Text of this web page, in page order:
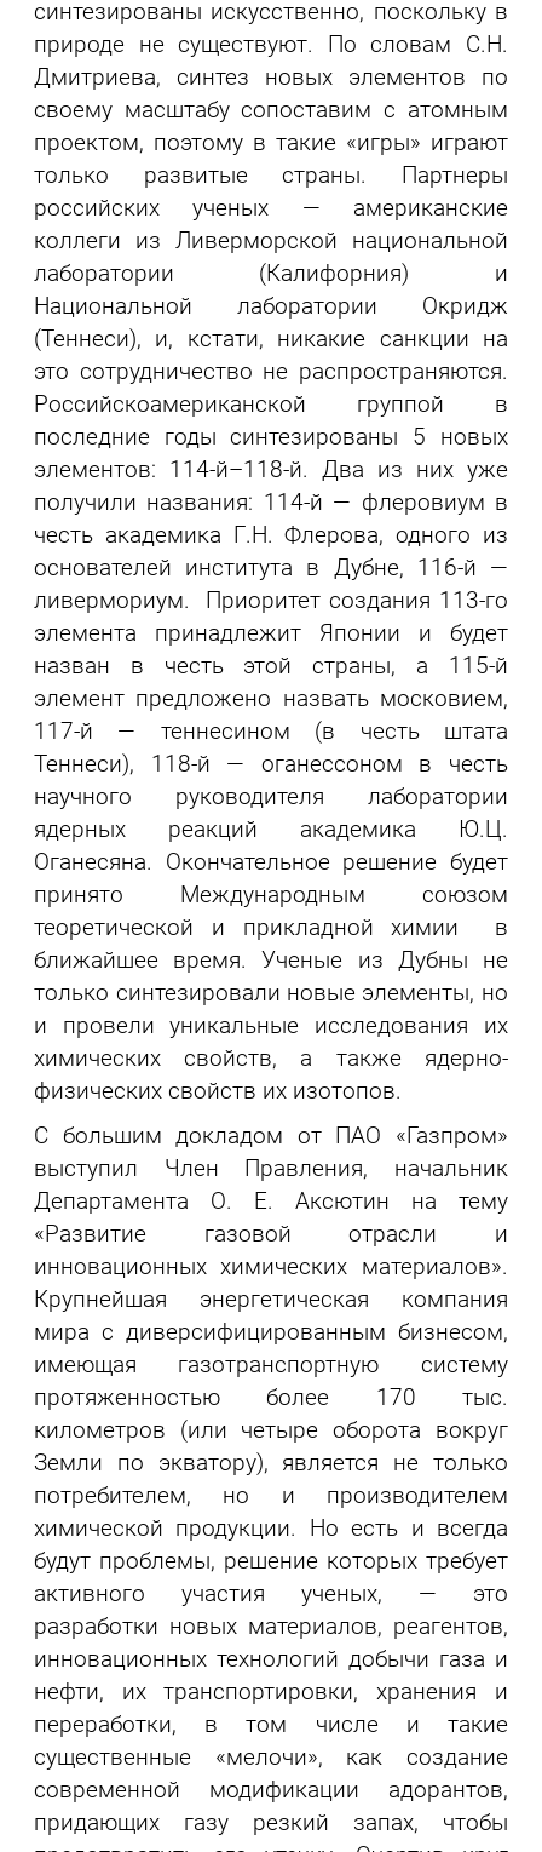
синтезированы искусственно, поскольку в
природе не существуют. По словам С.Н.
Дмитриева, синтез новых элементов по
своему масштабу сопоставим с атомным
проектом, поэтому в такие «игры» играют
только развитые страны. Партнеры
российских ученых — американские
коллеги из Ливерморской национальной
лаборатории (Калифорния) и
Национальной лаборатории Окридж
(Теннеси), и, кстати, никакие санкции на
это сотрудничество не распространяются.
Российскоамериканской группой в
последние годы синтезированы 5 новых
элементов: 114-й–118-й. Два из них уже
получили названия: 114-й — флеровиум в
честь академика Г.Н. Флерова, одного из
основателей института в Дубне, 116-й —
ливермориум. Приоритет создания 113-го
элемента принадлежит Японии и будет
назван в честь этой страны, а 115-й
элемент предложено назвать московием,
117-й — теннесином (в честь штата
Теннеси), 118-й — оганессоном в честь
научного руководителя лаборатории
ядерных реакций академика Ю.Ц.
Оганесяна. Окончательное решение будет
принято Международным союзом
теоретической и прикладной химии в
ближайшее время. Ученые из Дубны не
только синтезировали новые элементы, но
и провели уникальные исследования их
химических свойств, а также ядерно-
физических свойств их изотопов.
С большим докладом от ПАО «Газпром»
выступил Член Правления, начальник
Департамента О. Е. Аксютин на тему
«Развитие газовой отрасли и
инновационных химических материалов».
Крупнейшая энергетическая компания
мира с диверсифицированным бизнесом,
имеющая газотранспортную систему
протяженностью более 170 тыс.
километров (или четыре оборота вокруг
Земли по экватору), является не только
потребителем, но и производителем
химической продукции. Но есть и всегда
будут проблемы, решение которых требует
активного участия ученых, — это
разработки новых материалов, реагентов,
инновационных технологий добычи газа и
нефти, их транспортировки, хранения и
переработки, в том числе и такие
существенные «мелочи», как создание
современной модификации адорантов,
придающих газу резкий запах, чтобы